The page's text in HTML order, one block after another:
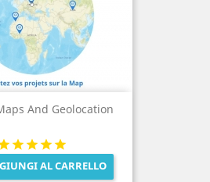
And Geolocation
AL CARRELLO